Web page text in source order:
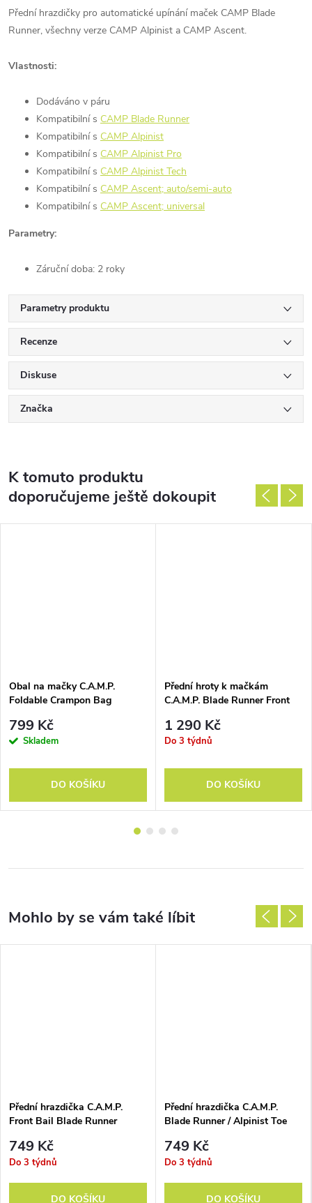
Přední hrazdičky pro automatické upínání maček CAMP Blade
Runner, všechny verze CAMP Alpinist a CAMP Ascent.
Vlastnosti:
Dodáváno v páru
Kompatibilní s CAMP Blade Runner
Kompatibilní s CAMP Alpinist
Kompatibilní s CAMP Alpinist Pro
Kompatibilní s CAMP Alpinist Tech
Kompatibilní s CAMP Ascent; auto/semi-auto
Kompatibilní s CAMP Ascent; universal
Parametry:
Záruční doba: 2 roky
Parametry produktu
Recenze
Diskuse
Značka
K tomuto produktu
doporučujeme ještě dokoupit
Obal na mačky C.A.M.P.
Foldable Crampon Bag
799 Kč
Skladem
DO KOŠÍKU
Přední hroty k mačkám
C.A.M.P. Blade Runner Front
1 290 Kč
Do 3 týdnů
DO KOŠÍKU
Přední hrazdička C.A.M.P.
Front Bail Blade Runner
749 Kč
Do 3 týdnů
DO KOŠÍKU
Přední hrazdička C.A.M.P.
Blade Runner / Alpinist Toe
749 Kč
Do 3 týdnů
DO KOŠÍKU